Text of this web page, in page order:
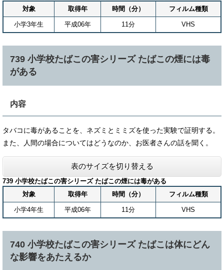
対象
取得年 時間（分） フィルム種類
小学3年生 平成06年 11分 VHS
739 小学校たばこの害シリーズ たばこの煙には毒
がある
内容
タバコに毒があることを、ネズミとミミズを使った実験で証明する。
また、人間の場合についてはどうなのか、お医者さんの話を聞く。
表のサイズを切り替える
739 小学校たばこの害シリーズ たばこの煙には毒がある
対象
取得年 時間（分） フィルム種類
小学4年生 平成06年 11分 VHS
740 小学校たばこの害シリーズ たばこは体にどん
な影響をあたえるか